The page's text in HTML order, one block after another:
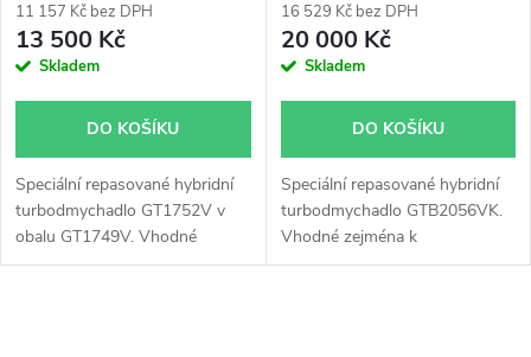
11 157 Kč bez DPH
13 500 Kč
Skladem
DO KOŠÍKU
Speciální repasované hybridní
turbodmychadlo GT1752V v
obalu GT1749V. Vhodné
zejména k výkonnostním
16 529 Kč bez DPH
20 000 Kč
Skladem
DO KOŠÍKU
Speciální repasované hybridní
turbodmychadlo GTB2056VK.
Vhodné zejména k
výkonnostním úpravám jako